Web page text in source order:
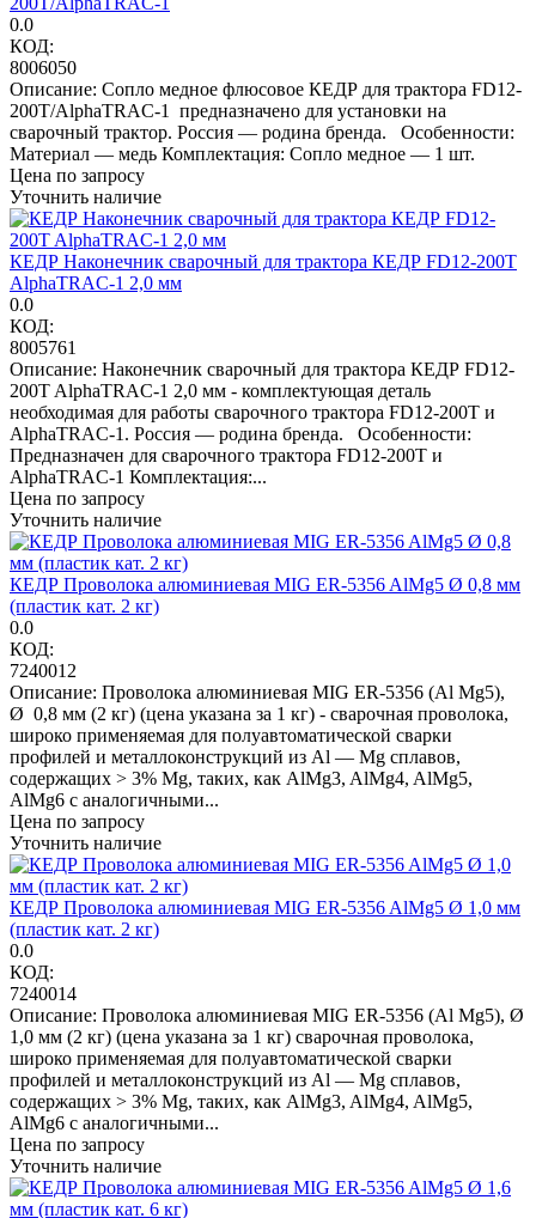
0.0
КОД:
8006050
Описание: Сопло медное флюсовое КЕДР для трактора FD12-
200T/AlphaTRAC-1 предназначено для установки на
сварочный трактор. Россия — родина бренда. Особенности:
Материал — медь Комплектация: Сопло медное — 1 шт.
Цена по запросу
Уточнить наличие
КЕДР Наконечник сварочный для трактора КЕДР FD12-200T
AlphaTRAC-1 2,0 мм
0.0
КОД:
8005761
Описание: Наконечник сварочный для трактора КЕДР FD12-
200T AlphaTRAC-1 2,0 мм - комплектующая деталь
необходимая для работы сварочного трактора FD12-200T и
AlphaTRAC-1. Россия — родина бренда. Особенности:
Предназначен для сварочного трактора FD12-200T и
AlphaTRAC-1 Комплектация:...
Цена по запросу
Уточнить наличие
КЕДР Проволока алюминиевая MIG ER-5356 AlMg5 Ø 0,8 мм
(пластик кат. 2 кг)
0.0
КОД:
7240012
Описание: Проволока алюминиевая MIG ER-5356 (Al Mg5),
Ø 0,8 мм (2 кг) (цена указана за 1 кг) - сварочная проволока,
широко применяемая для полуавтоматической сварки
профилей и металлоконструкций из Al — Mg сплавов,
содержащих > 3% Mg, таких, как AlMg3, AlMg4, AlMg5,
AlMg6 с аналогичными...
Цена по запросу
Уточнить наличие
КЕДР Проволока алюминиевая MIG ER-5356 AlMg5 Ø 1,0 мм
(пластик кат. 2 кг)
0.0
КОД:
7240014
Описание: Проволока алюминиевая MIG ER-5356 (Al Mg5), Ø
1,0 мм (2 кг) (цена указана за 1 кг) сварочная проволока,
широко применяемая для полуавтоматической сварки
профилей и металлоконструкций из Al — Mg сплавов,
содержащих > 3% Mg, таких, как AlMg3, AlMg4, AlMg5,
AlMg6 с аналогичными...
Цена по запросу
Уточнить наличие